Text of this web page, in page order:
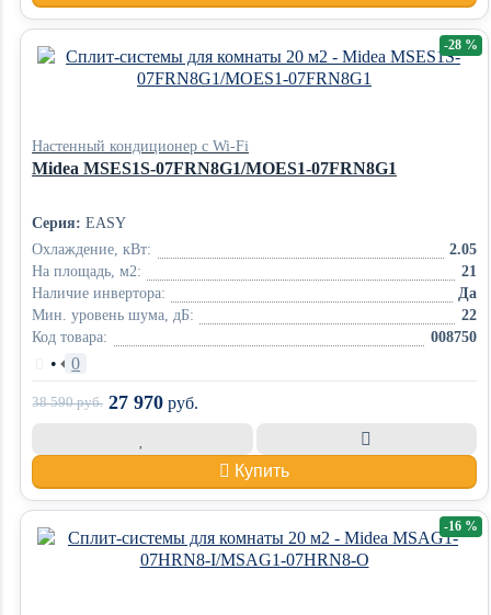
Настенный кондиционер с Wi-Fi
Midea MSES1S-07FRN8G1/MOES1-07FRN8G1
Серия: EASY
Охлаждение, кВт:
2.05
На площадь, м2:
21
Наличие инвертора:
Да
Мин. уровень шума, дБ:
22
Код товара:
008750
• 0
-28 %
38 590руб. 27 970 руб.
Купить
-16 %